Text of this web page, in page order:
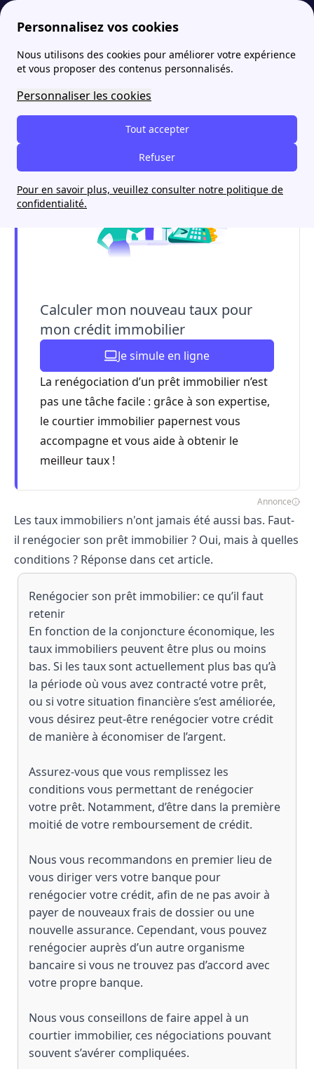
Personnalisez vos cookies
Nous utilisons des cookies pour améliorer votre expérience
et vous proposer des contenus personnalisés.
Personnaliser les cookies
Tout accepter
Refuser
Pour en savoir plus, veuillez consulter notre politique de
confidentialité.
papernest Actualités Faut-il renégocier son prêt immobilier ?
Faut-il renégocier son prêt
immobilier ?
Calculer mon nouveau taux pour
mon crédit immobilier
Je simule en ligne
La renégociation d’un prêt immobilier n’est
pas une tâche facile : grâce à son expertise,
le courtier immobilier papernest vous
accompagne et vous aide à obtenir le
meilleur taux !
Annonce
Les taux immobiliers n'ont jamais été aussi bas. Faut-
il renégocier son prêt immobilier ? Oui, mais à quelles
conditions ? Réponse dans cet article.
Renégocier son prêt immobilier: ce qu’il faut
retenir
En fonction de la conjoncture économique, les
taux immobiliers peuvent être plus ou moins
bas. Si les taux sont actuellement plus bas qu’à
la période où vous avez contracté votre prêt,
ou si votre situation financière s’est améliorée,
vous désirez peut-être renégocier votre crédit
de manière à économiser de l’argent.
Assurez-vous que vous remplissez les
conditions vous permettant de renégocier
votre prêt. Notamment, d’être dans la première
moitié de votre remboursement de crédit.
Nous vous recommandons en premier lieu de
vous diriger vers votre banque pour
renégocier votre crédit, afin de ne pas avoir à
payer de nouveaux frais de dossier ou une
nouvelle assurance. Cependant, vous pouvez
renégocier auprès d’un autre organisme
bancaire si vous ne trouvez pas d’accord avec
votre propre banque.
Nous vous conseillons de faire appel à un
courtier immobilier, ces négociations pouvant
souvent s’avérer compliquées.